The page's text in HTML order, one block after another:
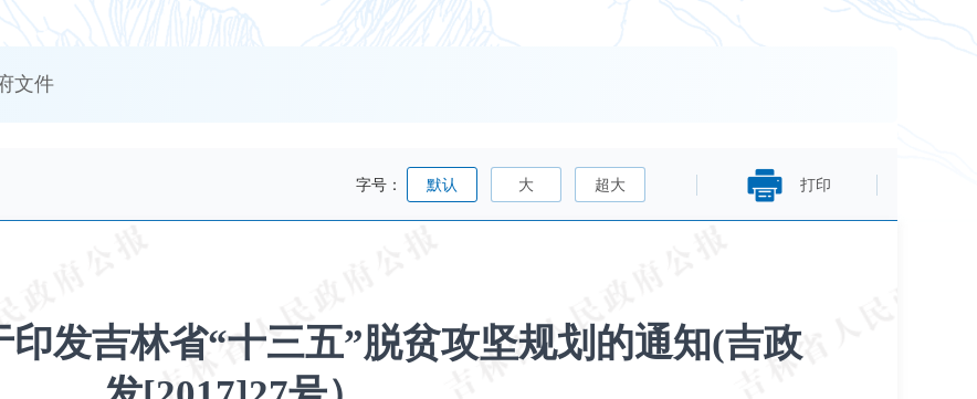
文件
打印
字号： 默认 大 超大
发吉林省“十三五”脱贫攻坚规划的通知(吉政